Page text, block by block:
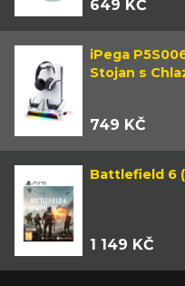
649 KČ
iPega
Stojan s
749 KČ
Battlefield 6
1 149 KČ